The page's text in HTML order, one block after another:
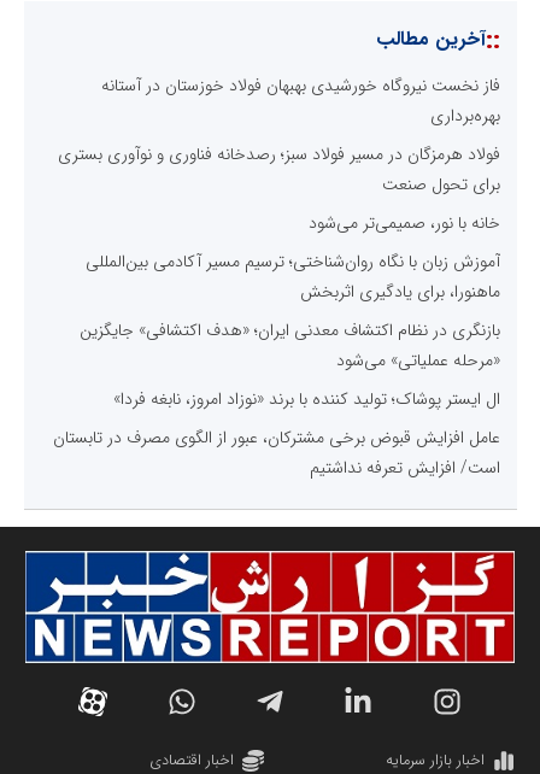
::آخرین مطالب
فاز نخست نیروگاه خورشیدی بهبهان فولاد خوزستان در آستانه
بهره‌برداری
فولاد هرمزگان در مسیر فولاد سبز؛ رصدخانه فناوری و نوآوری بستری
برای تحول صنعت
خانه با نور، صمیمی‌تر می‌شود
آموزش زبان با نگاه روان‌شناختی؛ ترسیم مسیر آکادمی بین‌المللی
ماهنورا، برای یادگیری اثربخش
بازنگری در نظام اکتشاف معدنی ایران؛ «هدف اکتشافی» جایگزین
«مرحله عملیاتی» می‌شود
ال ایستر پوشاک؛ تولید کننده با برند «نوزاد امروز، نابغه فردا»
عامل افزایش قبوض برخی مشترکان، عبور از الگوی مصرف در تابستان
است/ افزایش تعرفه نداشتیم
اخبار بازار سرمایه
اخبار اقتصادی